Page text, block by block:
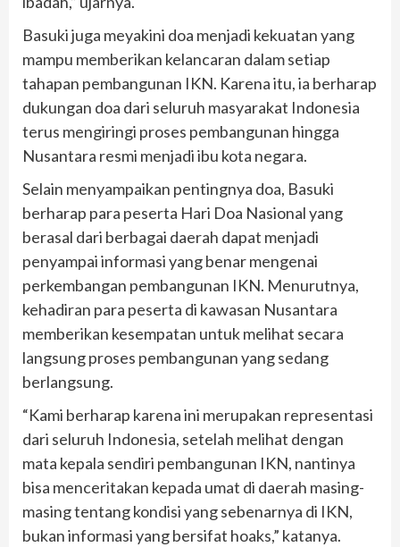
Basuki juga meyakini doa menjadi kekuatan yang
mampu memberikan kelancaran dalam setiap
tahapan pembangunan IKN. Karena itu, ia berharap
dukungan doa dari seluruh masyarakat Indonesia
terus mengiringi proses pembangunan hingga
Nusantara resmi menjadi ibu kota negara.
Selain menyampaikan pentingnya doa, Basuki
berharap para peserta Hari Doa Nasional yang
berasal dari berbagai daerah dapat menjadi
penyampai informasi yang benar mengenai
perkembangan pembangunan IKN. Menurutnya,
kehadiran para peserta di kawasan Nusantara
memberikan kesempatan untuk melihat secara
langsung proses pembangunan yang sedang
berlangsung.
“Kami berharap karena ini merupakan representasi
dari seluruh Indonesia, setelah melihat dengan
mata kepala sendiri pembangunan IKN, nantinya
bisa menceritakan kepada umat di daerah masing-
masing tentang kondisi yang sebenarnya di IKN,
bukan informasi yang bersifat hoaks,” katanya.